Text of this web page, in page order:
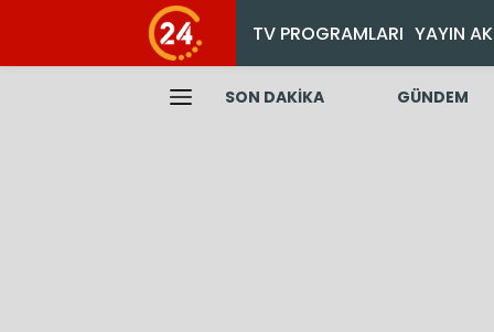
TV PROGRAMLARI YAYIN
SON DAKİKA GÜNDEM